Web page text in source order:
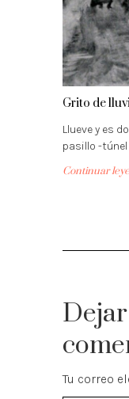
Grito de
Llueve y es
pasillo -túnel
Continuar
Tu correo